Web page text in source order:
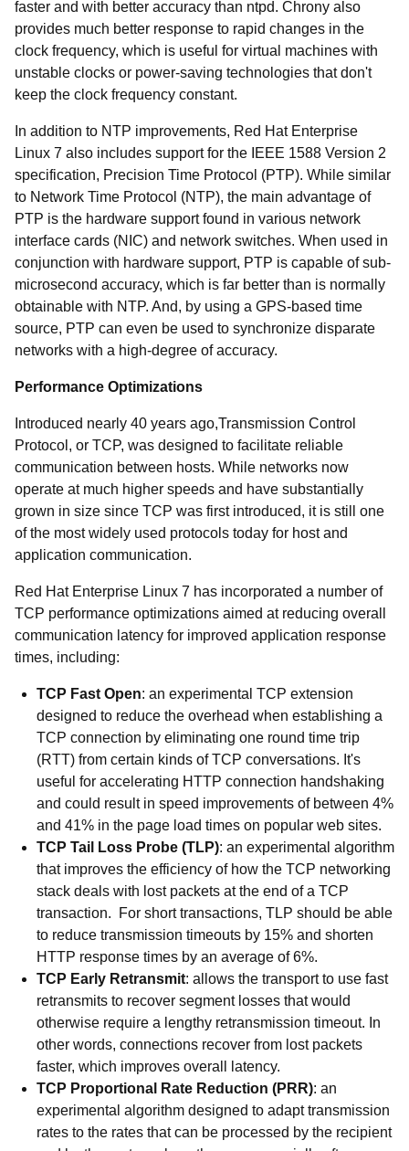
faster and with better accuracy than ntpd. Chrony also
provides much better response to rapid changes in the
clock frequency, which is useful for virtual machines with
unstable clocks or power-saving technologies that don't
keep the clock frequency constant.
In addition to NTP improvements, Red Hat Enterprise
Linux 7 also includes support for the IEEE 1588 Version 2
specification, Precision Time Protocol (PTP). While similar
to Network Time Protocol (NTP), the main advantage of
PTP is the hardware support found in various network
interface cards (NIC) and network switches. When used in
conjunction with hardware support, PTP is capable of sub-
microsecond accuracy, which is far better than is normally
obtainable with NTP. And, by using a GPS-based time
source, PTP can even be used to synchronize disparate
networks with a high-degree of accuracy.
Performance Optimizations
Introduced nearly 40 years ago,Transmission Control
Protocol, or TCP, was designed to facilitate reliable
communication between hosts. While networks now
operate at much higher speeds and have substantially
grown in size since TCP was first introduced, it is still one
of the most widely used protocols today for host and
application communication.
Red Hat Enterprise Linux 7 has incorporated a number of
TCP performance optimizations aimed at reducing overall
communication latency for improved application response
times, including:
TCP Fast Open: an experimental TCP extension
designed to reduce the overhead when establishing a
TCP connection by eliminating one round time trip
(RTT) from certain kinds of TCP conversations. It's
useful for accelerating HTTP connection handshaking
and could result in speed improvements of between 4%
and 41% in the page load times on popular web sites.
TCP Tail Loss Probe (TLP): an experimental algorithm
that improves the efficiency of how the TCP networking
stack deals with lost packets at the end of a TCP
transaction. For short transactions, TLP should be able
to reduce transmission timeouts by 15% and shorten
HTTP response times by an average of 6%.
TCP Early Retransmit: allows the transport to use fast
retransmits to recover segment losses that would
otherwise require a lengthy retransmission timeout. In
other words, connections recover from lost packets
faster, which improves overall latency.
TCP Proportional Rate Reduction (PRR): an
experimental algorithm designed to adapt transmission
rates to the rates that can be processed by the recipient